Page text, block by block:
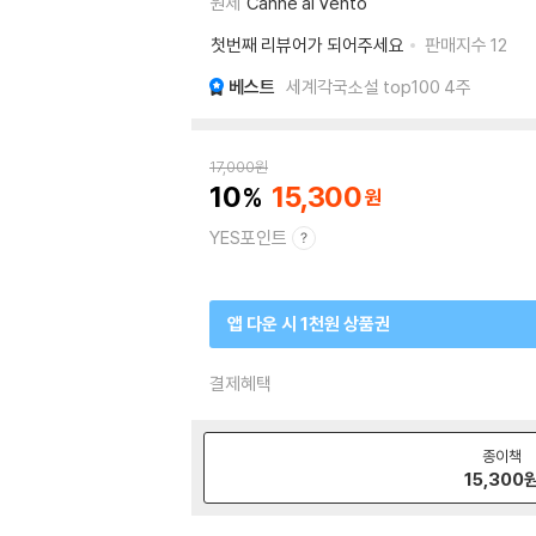
첫번째 리뷰어가 되어주세요
판매지수 12
베스트 세계각국소설 top100 4주
17,000원
10 15,300
YES포인트
앱 다운 시 1천원 상품권
결제혜택
종이책
15,300